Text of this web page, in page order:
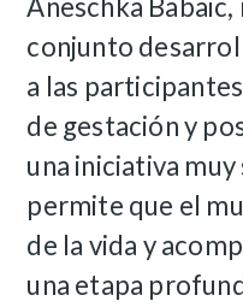
Aneschka
conjunto
a las
de gestación y
una iniciativa
permite que el
de la vida y
una etapa